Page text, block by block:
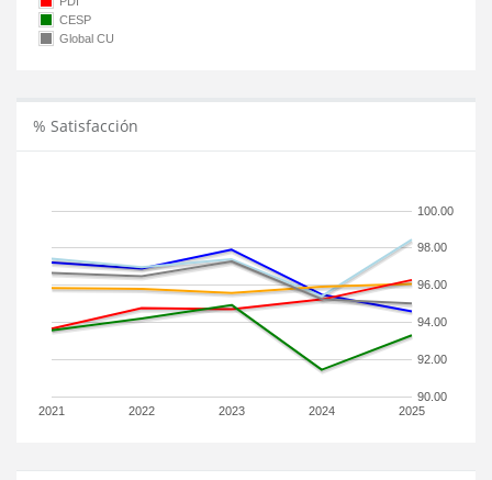
CESP
Global CU
% Satisfacción
2021 2022 2023 2024 2025
90.00
92.00
94.00
96.00
98.00
100.00